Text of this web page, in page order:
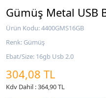
Gümüş Metal USB
Ürün Kodu: 4400GMS16GB
Renk: Gümüş
Ebat/Size: 16gb Usb 2.0
304,08 TL
Kdv Dahil : 364,90 TL